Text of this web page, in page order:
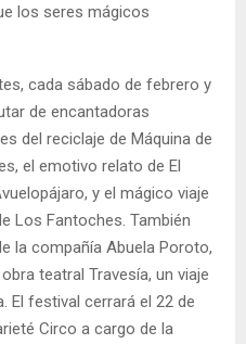
los seres mágicos
cada sábado de febrero y
de encantadoras
del reciclaje de Máquina de
el emotivo relato de El
y el mágico viaje
Los Fantoches. También
la compañía Abuela Poroto,
teatral Travesía, un viaje
El festival cerrará el 22 de
Circo a cargo de la